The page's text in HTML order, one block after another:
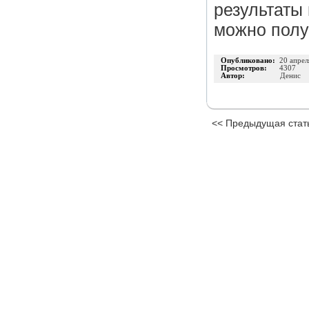
можно
Опубликовано: 20
Просмотров: 4307
Автор:
Денис
<< Предыдущая